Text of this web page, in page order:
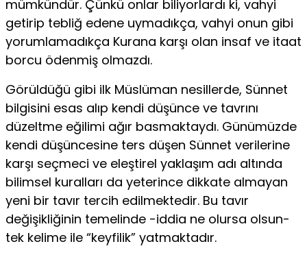
mümkündür. Çünkü onlar biliyorlardı ki, vahyi
getirip tebliğ edene uymadıkça, vahyi onun gibi
yorumlamadıkça Kurana karşı olan insaf ve itaat
borcu ödenmiş olmazdı.
Görüldüğü gibi ilk Müslüman nesillerde, Sünnet
bilgisini esas alıp kendi düşünce ve tavrını
düzeltme eğilimi ağır basmaktaydı. Günümüzde
kendi düşüncesine ters düşen Sünnet verilerine
karşı seçmeci ve eleştirel yaklaşım adı altında
bilimsel kuralları da yeterince dikkate almayan
yeni bir tavır tercih edilmektedir. Bu tavır
değişikliğinin temelinde -iddia ne olursa olsun-
tek kelime ile “keyfilik” yatmaktadır.